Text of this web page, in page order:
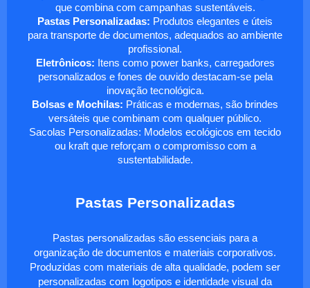
que combina com campanhas sustentáveis.
Pastas Personalizadas: Produtos elegantes e úteis
para transporte de documentos, adequados ao ambiente
profissional.
Eletrônicos: Itens como power banks, carregadores
personalizados e fones de ouvido destacam-se pela
inovação tecnológica.
Bolsas e Mochilas: Práticas e modernas, são brindes
versáteis que combinam com qualquer público.
Sacolas Personalizadas: Modelos ecológicos em tecido
ou kraft que reforçam o compromisso com a
sustentabilidade.
Pastas Personalizadas
Pastas personalizadas são essenciais para a
organização de documentos e materiais corporativos.
Produzidas com materiais de alta qualidade, podem ser
personalizadas com logotipos e identidade visual da